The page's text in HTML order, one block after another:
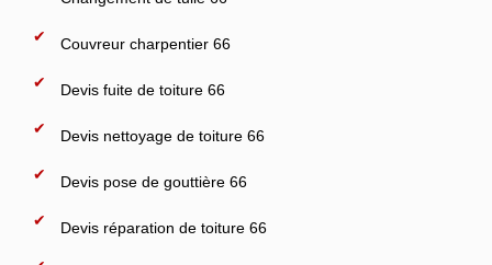
Couvreur charpentier 66
Devis fuite de toiture 66
Devis nettoyage de toiture 66
Devis pose de gouttière 66
Devis réparation de toiture 66